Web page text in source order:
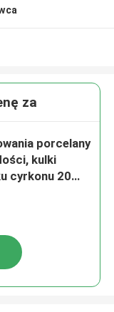
za
porcelany
kulki
cyrkonu 20